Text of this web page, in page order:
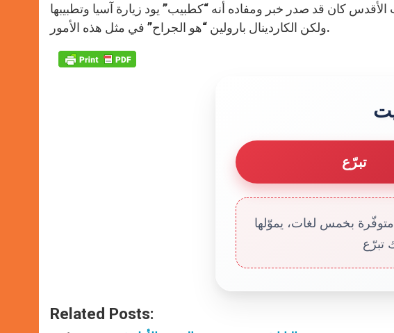
كان قد صدر خبر ومفاده أنه “كطبيب” يود زيارة آسيا وتطبيبها
ولكن الكاردينال بارولين “هو الجراح” في مثل هذه الأمور.
تبرّع
بخمس لغات، يموّلها
تبرّع
Related Posts: